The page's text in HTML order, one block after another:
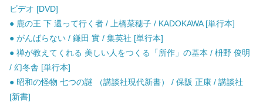
ビデオ [DVD]
● 鹿の王 下 還って行く者 / 上橋菜穂子 / KADOKAWA [単行本]
● がんばらない / 鎌田 實 / 集英社 [単行本]
● 禅が教えてくれる 美しい人をつくる「所作」の基本 / 枡野 俊明
/ 幻冬舎 [単行本]
● 昭和の怪物 七つの謎 （講談社現代新書） / 保阪 正康 / 講談社
[新書]